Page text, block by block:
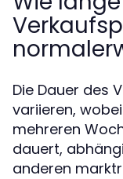
Die Dauer des
variieren,
mehreren
dauert,
anderen